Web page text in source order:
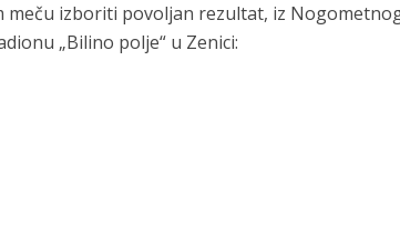
meču izboriti povoljan rezultat, iz
„Bilino polje“ u Zenici: